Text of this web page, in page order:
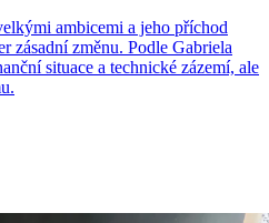
ambicemi a jeho příchod
zásadní změnu. Podle Gabriela
situace a technické zázemí, ale